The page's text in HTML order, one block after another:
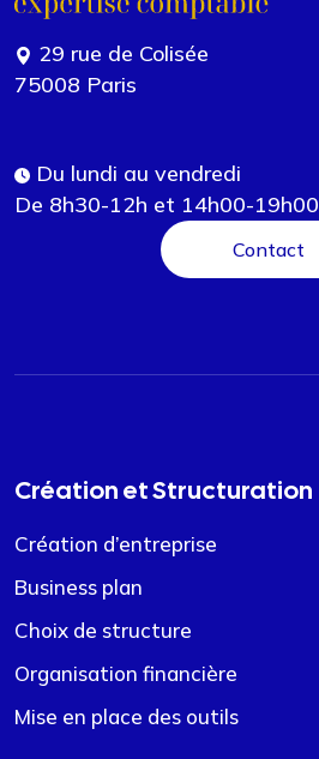
29 rue de Colisée
75008 Paris
Du lundi au vendredi
De 8h30-12h et 14h00-19h00
Contact
Création et Structuration
Création d’entreprise
Business plan
Choix de structure
Organisation financière
Mise en place des outils